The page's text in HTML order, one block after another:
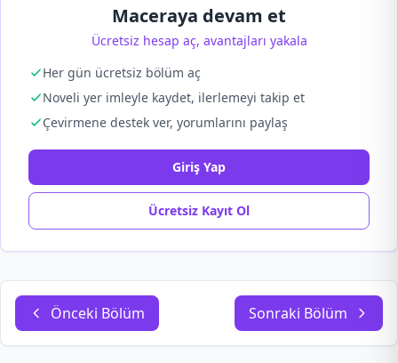
Maceraya devam et
Ücretsiz hesap aç, avantajları yakala
Her gün ücretsiz bölüm aç
Noveli yer imleyle kaydet, ilerlemeyi takip et
Çevirmene destek ver, yorumlarını paylaş
Giriş Yap
Ücretsiz Kayıt Ol
Önceki Bölüm Sonraki Bölüm